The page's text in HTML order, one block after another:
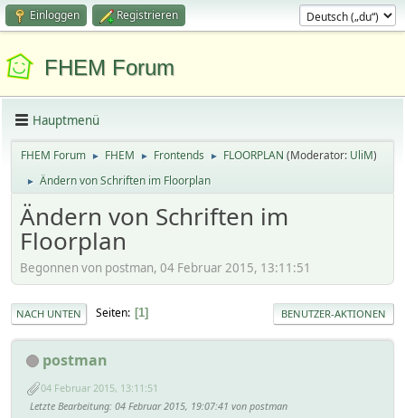
Einloggen Registrieren
FHEM Forum
Hauptmenü
FHEM Forum ► FHEM ► Frontends ► FLOORPLAN (Moderator: UliM)
► Ändern von Schriften im Floorplan
Ändern von Schriften im
Floorplan
Begonnen von postman, 04 Februar 2015, 13:11:51
NACH UNTEN Seiten 1 BENUTZER-AKTIONEN
postman
04 Februar 2015, 13:11:51
Letzte Bearbeitung: 04 Februar 2015, 19:07:41 von postman